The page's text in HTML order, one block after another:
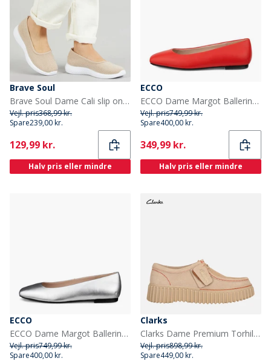
Brave Soul
Brave Soul Dame Cali slip on sko Nude
Vejl. pris368,99 kr.
Spare239,00 kr.
Current
129,99 kr.
Halv pris eller mindre
ECCO
ECCO Dame Margot Ballerina Pumps Scarlet
Vejl. pris749,99 kr.
Spare400,00 kr.
Current
349,99 kr.
Halv pris eller mindre
ECCO
ECCO Dame Margot Ballerina Pumps Pure Silver
Vejl. pris749,99 kr.
Spare400,00 kr.
Clarks
Clarks Dame Premium Torhill Bee Sko Ecru Suede
Vejl. pris898,99 kr.
Spare449,00 kr.